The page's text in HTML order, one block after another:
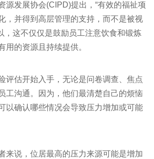
源发展协会(CIPD)提出，“有效的福祉项
，并得到高层管理的支持，而不是被视
，这不仅仅是鼓励员工注意饮食和锻炼
用的资源且持续提供。
评估开始入手，无论是问卷调查、焦点
工沟通。因为，他们最清楚自己的烦恼
以确认哪些情况会导致压力增加或可能
来说，位居最高的压力来源可能是增加